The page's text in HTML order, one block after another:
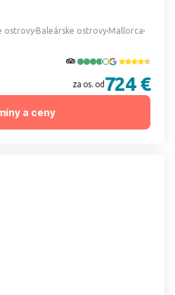
ostrovy Baleárske ostrovy Mallorca
za os. od 724 €
a ceny